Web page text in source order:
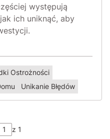
występują
ich uniknąć, aby
Ostrożności
Unikanie Błędów
z 1